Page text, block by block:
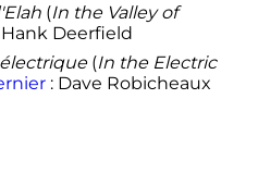
(In the Valley of
Deerfield
(In the Electric
: Dave Robicheaux